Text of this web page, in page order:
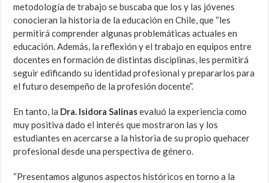
metodología de trabajo se buscaba que los y las jóvenes
conocieran la historia de la educación en Chile, que “les
permitirá comprender algunas problemáticas actuales en
educación. Además, la reflexión y el trabajo en equipos entre
docentes en formación de distintas disciplinas, les permitirá
seguir edificando su identidad profesional y prepararlos para
el futuro desempeño de la profesión docente”.
En tanto, la Dra. Isidora Salinasevaluó la experiencia como
muy positiva dado el interés que mostraron las y los
estudiantes en acercarse a la historia de su propio quehacer
profesional desde una perspectiva de género.
“Presentamos algunos aspectos históricos en torno a la